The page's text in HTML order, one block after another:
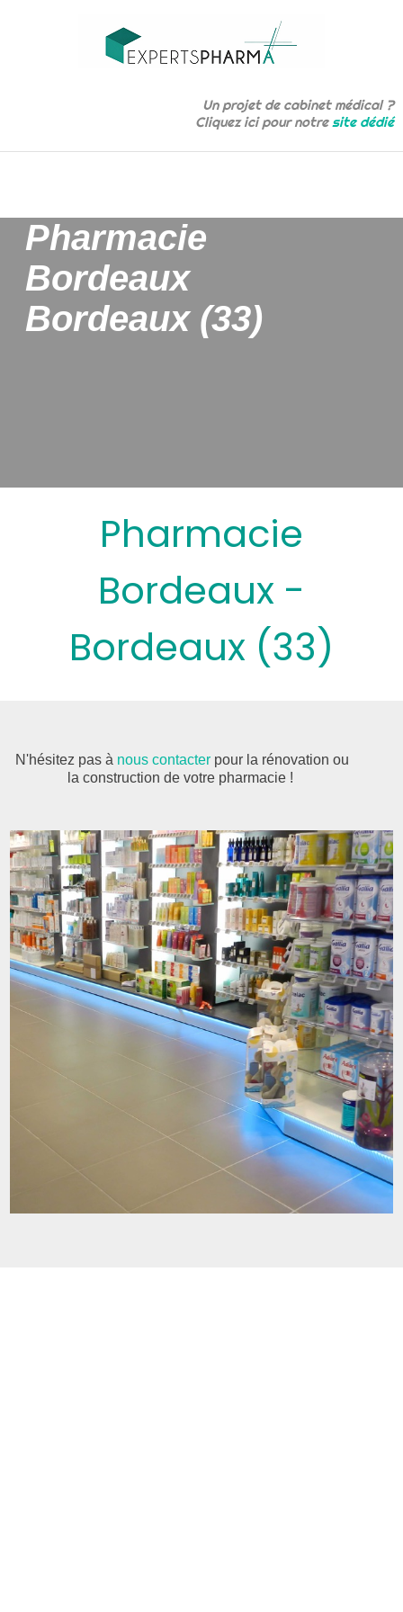
Un projet de cabinet médical ?
Cliquez ici pour notresite dédié
Pharmacie
Bordeaux
Bordeaux (33)
Pharmacie
Bordeaux -
Bordeaux (33)
N'hésitez pas à nous contacter pour la rénovation ou
la construction de votre pharmacie !